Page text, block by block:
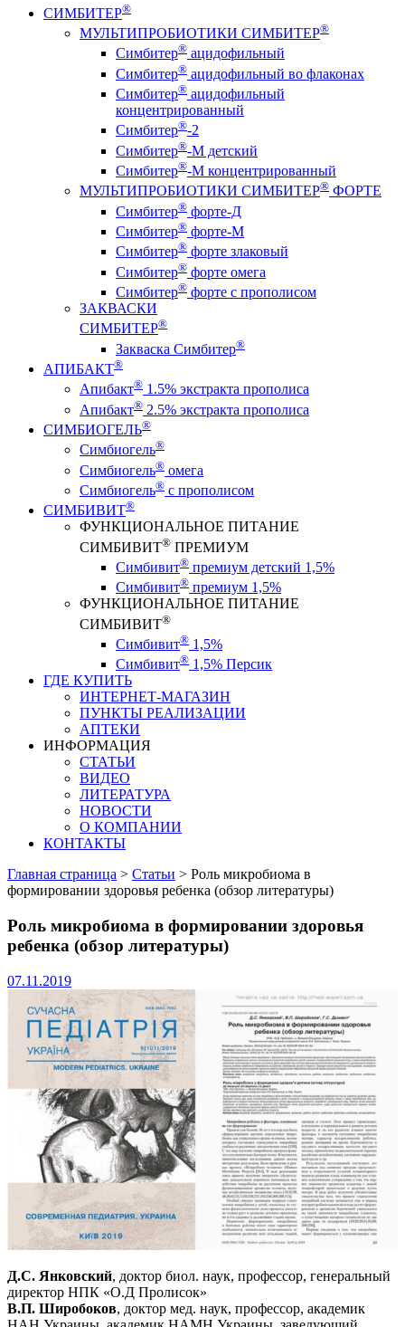
СИМБИТЕР®
МУЛЬТИПРОБИОТИКИ СИМБИТЕР®
Симбитер® ацидофильный
Симбитер® ацидофильный во флаконах
Симбитер® ацидофильный
концентрированный
Симбитер®-2
Симбитер®-М детский
Симбитер®-М концентрированный
МУЛЬТИПРОБИОТИКИ СИМБИТЕР® ФОРТЕ
Симбитер® форте-Д
Симбитер® форте-М
Симбитер® форте злаковый
Симбитер® форте омега
Симбитер® форте с прополисом
ЗАКВАСКИ
СИМБИТЕР®
Закваска Симбитер®
АПИБАКТ®
Апибакт® 1.5% экстракта прополиса
Апибакт® 2.5% экстракта прополиса
СИМБИОГЕЛЬ®
Симбиогель®
Симбиогель® омега
Симбиогель® c прополисом
СИМБИВИТ®
ФУНКЦИОНАЛЬНОЕ ПИТАНИЕ
СИМБИВИТ® ПРЕМИУМ
Симбивит® премиум детский 1,5%
Симбивит® премиум 1,5%
ФУНКЦИОНАЛЬНОЕ ПИТАНИЕ
СИМБИВИТ®
Симбивит® 1,5%
Симбивит® 1,5% Персик
ГДЕ КУПИТЬ
ИНТЕРНЕТ-МАГАЗИН
ПУНКТЫ РЕАЛИЗАЦИИ
АПТЕКИ
ИНФОРМАЦИЯ
СТАТЬИ
ВИДЕО
ЛИТЕРАТУРА
НОВОСТИ
О КОМПАНИИ
КОНТАКТЫ
Главная страница > Статьи > Роль микробиома в
формировании здоровья ребенка (обзор литературы)
Роль микробиома в формировании здоровья
ребенка (обзор литературы)
07.11.2019
Д.С. Янковский, доктор биол. наук, профессор, генеральный
директор НПК «О.Д Пролисок»
В.П. Широбоков, доктор мед. наук, профессор, академик